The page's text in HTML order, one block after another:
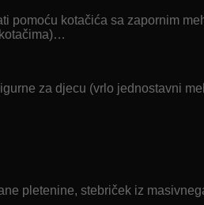
kotačića sa zapornim
za djecu (vrlo jednostavni
pletenine, stebriček iz